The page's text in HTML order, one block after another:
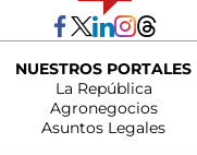
NUESTROS PORTALES
La República
Agronegocios
Asuntos Legales